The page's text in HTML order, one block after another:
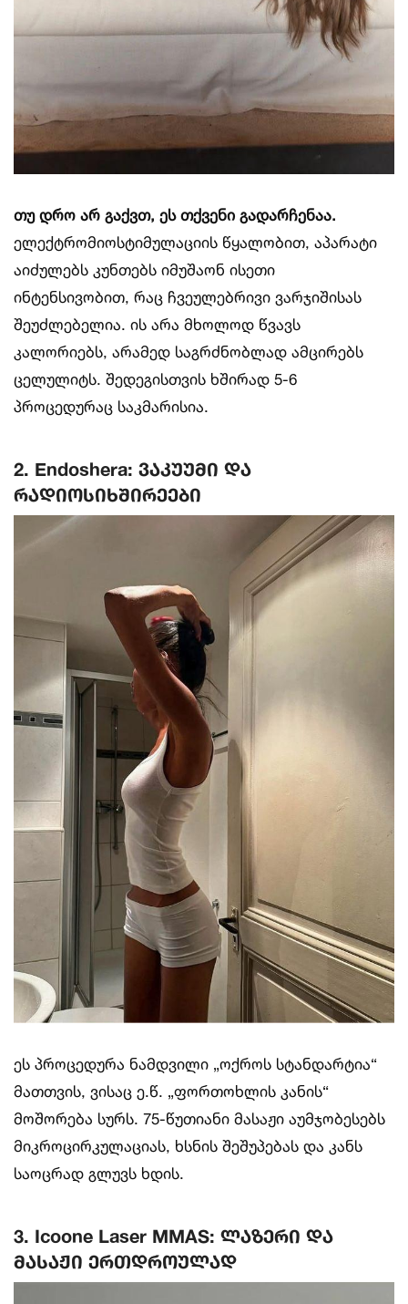
თუ დრო არ გაქვთ, ეს თქვენი გადარჩენაა.
ელექტრომიოსტიმულაციის წყალობით, აპარატი
აიძულებს კუნთებს იმუშაონ ისეთი
ინტენსივობით, რაც ჩვეულებრივი ვარჯიშისას
შეუძლებელია. ის არა მხოლოდ წვავს
კალორიებს, არამედ საგრძნობლად ამცირებს
ცელულიტს. შედეგისთვის ხშირად 5-6
პროცედურაც საკმარისია.
2. Endoshera: ვაკუუმი და
რადიოსიხშირეები
ეს პროცედურა ნამდვილი „ოქროს სტანდარტია“
მათთვის, ვისაც ე.წ. „ფორთოხლის კანის“
მოშორება სურს. 75-წუთიანი მასაჟი აუმჯობესებს
მიკროცირკულაციას, ხსნის შეშუპებას და კანს
საოცრად გლუვს ხდის.
3. Icoone Laser MMAS: ლაზერი და
მასაჟი ერთდროულად